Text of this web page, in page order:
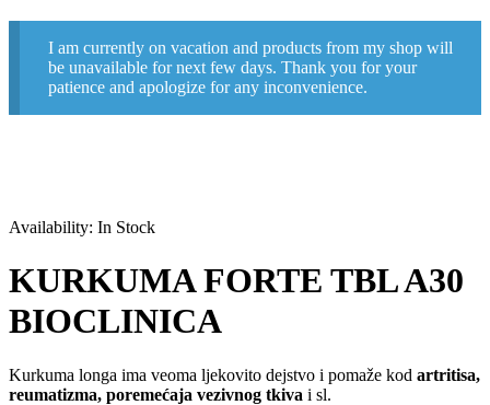
I am currently on vacation and products from my shop will
be unavailable for next few days. Thank you for your
patience and apologize for any inconvenience.
Availability: In Stock
KURKUMA FORTE TBL A30
BIOCLINICA
Kurkuma longa ima veoma ljekovito dejstvo i pomaže kod artritisa,
reumatizma, poremećaja vezivnog tkiva i sl.